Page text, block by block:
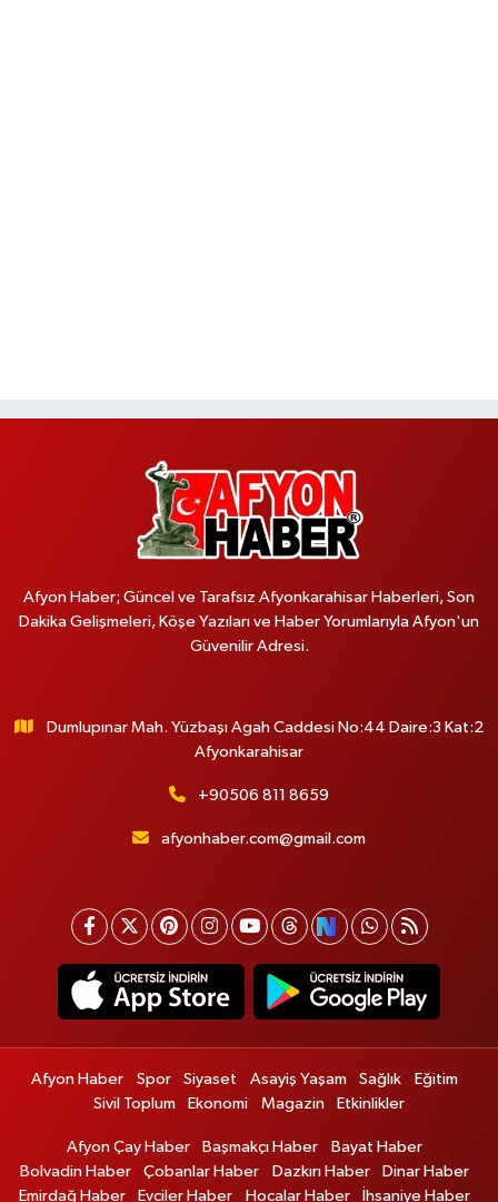
Afyon Haber; Güncel ve Tarafsız Afyonkarahisar Haberleri, Son
Dakika Gelişmeleri, Köşe Yazıları ve Haber Yorumlarıyla Afyon'un
Güvenilir Adresi.
Dumlupınar Mah. Yüzbaşı Agah Caddesi No:44 Daire:3 Kat:2
Afyonkarahisar
+90506 811 8659
afyonhaber.com@gmail.com
Afyon Haber Spor Siyaset Asayiş Yaşam Sağlık
Eğitim
Sivil Toplum
Ekonomi Magazin Etkinlikler
Afyon Çay Haber Başmakçı Haber
Bayat Haber
Bolvadin Haber
Çobanlar Haber Dazkırı Haber
Dinar Haber
Emirdağ Haber
Evciler Haber Hocalar Haber İhsaniye Haber